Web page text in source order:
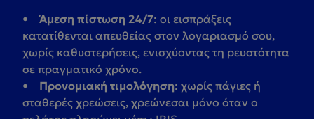
•Άμεση πίστωση 24/7: οι εισπράξεις
κατατίθενται απευθείας στον λογαριασμό σου,
χωρίς καθυστερήσεις, ενισχύοντας τη ρευστότητα
σε πραγματικό χρόνο.
• Προνομιακή τιμολόγηση: χωρίς πάγιες ή
σταθερές χρεώσεις, χρεώνεσαι μόνο όταν ο